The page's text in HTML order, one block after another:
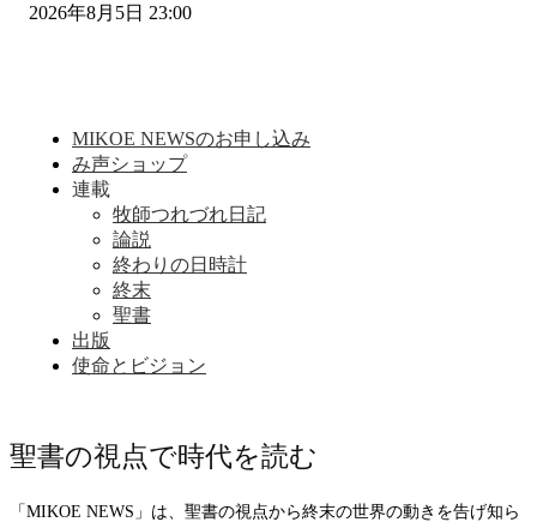
2026年8月5日 23:00
MIKOE NEWSのお申し込み
み声ショップ
連載
牧師つれづれ日記
論説
終わりの日時計
終末
聖書
出版
使命とビジョン
聖書の視点で時代を読む
「MIKOE NEWS」は、聖書の視点から終末の世界の動きを告げ知ら